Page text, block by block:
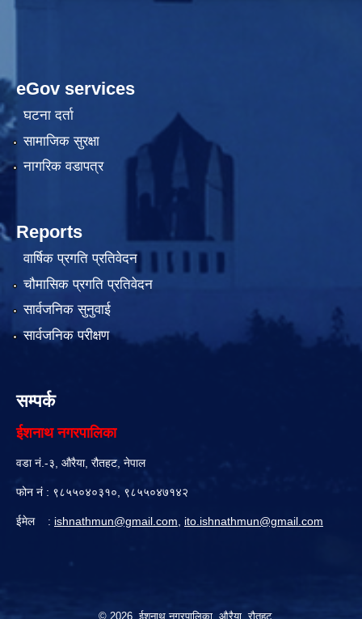
eGov services
घटना दर्ता
सामाजिक सुरक्षा
नागरिक वडापत्र
Reports
वार्षिक प्रगति प्रतिवेदन
चौमासिक प्रगति प्रतिवेदन
सार्वजनिक सुनुवाई
सार्वजनिक परीक्षण
सम्पर्क
ईशनाथ नगरपालिका
वडा नं.-३, औरैया, रौतहट, नेपाल
फोन नं : ९८५५०४०३१०, ९८५५०४७१४२
ईमेल : ishnathmun@gmail.com ito.ishnathmun@gmail.com
© 2026 ईशनाथ नगरपालिका, औरैया, रौतहट